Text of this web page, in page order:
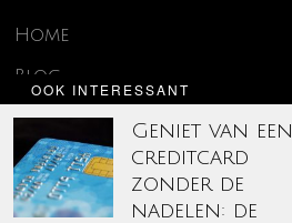
OOK INTERESSANT
Geniet van een
creditcard
zonder de
nadelen: de
Home
Blog
Contact
Disclaimer
Over ons